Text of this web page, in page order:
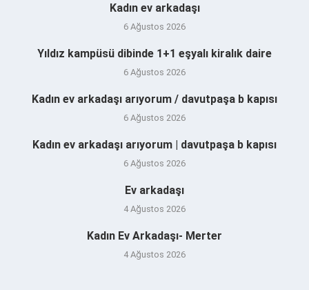
Kadın ev arkadaşı
6 Ağustos 2026
Yıldız kampüsü dibinde 1+1 eşyalı kiralık daire
6 Ağustos 2026
Kadın ev arkadaşı arıyorum / davutpaşa b kapısı
6 Ağustos 2026
Kadın ev arkadaşı arıyorum | davutpaşa b kapısı
6 Ağustos 2026
Ev arkadaşı
4 Ağustos 2026
Kadın Ev Arkadaşı- Merter
4 Ağustos 2026